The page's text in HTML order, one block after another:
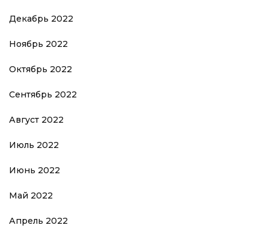
Декабрь 2022
Ноябрь 2022
Октябрь 2022
Сентябрь 2022
Август 2022
Июль 2022
Июнь 2022
Май 2022
Апрель 2022